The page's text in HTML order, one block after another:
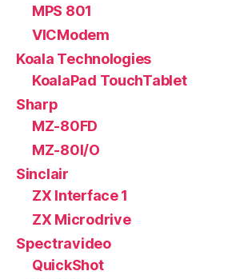
MPS 801
VICModem
Koala Technologies
KoalaPad TouchTablet
Sharp
MZ-80FD
MZ-80I/O
Sinclair
ZX Interface 1
ZX Microdrive
Spectravideo
QuickShot